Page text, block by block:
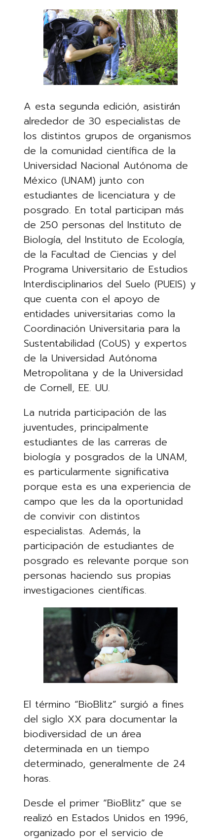
A esta segunda edición, asistirán
alrededor de 30 especialistas de
los distintos grupos de organismos
de la comunidad científica de la
Universidad Nacional Autónoma de
México (UNAM) junto con
estudiantes de licenciatura y de
posgrado. En total participan más
de 250 personas del Instituto de
Biología, del Instituto de Ecología,
de la Facultad de Ciencias y del
Programa Universitario de Estudios
Interdisciplinarios del Suelo (PUEIS) y
que cuenta con el apoyo de
entidades universitarias como la
Coordinación Universitaria para la
Sustentabilidad (CoUS) y expertos
de la Universidad Autónoma
Metropolitana y de la Universidad
de Cornell, EE. UU.
La nutrida participación de las
juventudes, principalmente
estudiantes de las carreras de
biología y posgrados de la UNAM,
es particularmente significativa
porque esta es una experiencia de
campo que les da la oportunidad
de convivir con distintos
especialistas. Además, la
participación de estudiantes de
posgrado es relevante porque son
personas haciendo sus propias
investigaciones científicas.
El término “BioBlitz” surgió a fines
del siglo XX para documentar la
biodiversidad de un área
determinada en un tiempo
determinado, generalmente de 24
horas.
Desde el primer “BioBlitz” que se
realizó en Estados Unidos en 1996,
organizado por el servicio de